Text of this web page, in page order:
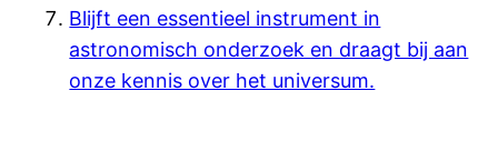
Blijft een essentieel instrument in
astronomisch onderzoek en draagt bij aan
onze kennis over het universum.